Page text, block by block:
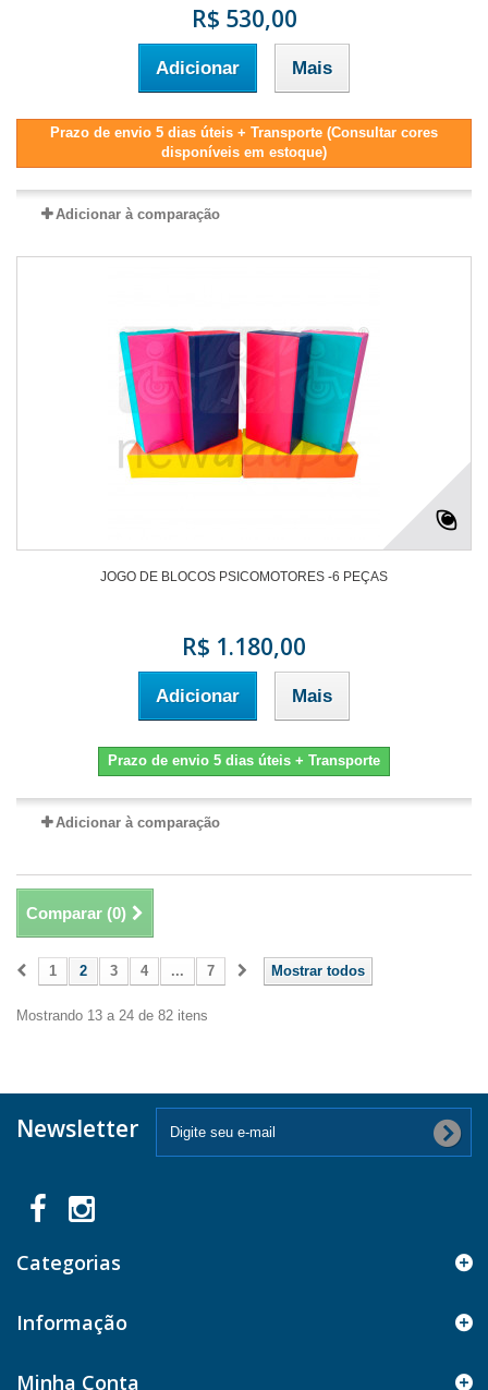
R$ 530,00
Adicionar Mais
Prazo de envio 5 dias úteis + Transporte (Consultar cores
disponíveis em estoque)
Adicionar à comparação
JOGO DE BLOCOS PSICOMOTORES -6 PEÇAS
R$ 1.180,00
Adicionar Mais
Prazo de envio 5 dias úteis + Transporte
Adicionar à comparação
Comparar (0)
Mostrar todos
1 2 3 4 ... 7
Mostrando 13 a 24 de 82 itens
Newsletter
Categorias
Informação
Minha Conta